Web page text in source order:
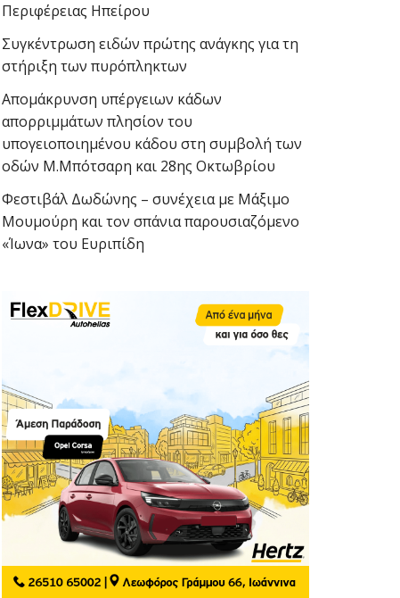
Περιφέρειας Ηπείρου
Συγκέντρωση ειδών πρώτης ανάγκης για τη
στήριξη των πυρόπληκτων
Απομάκρυνση υπέργειων κάδων
απορριμμάτων πλησίον του
υπογειοποιημένου κάδου στη συμβολή των
οδών Μ.Μπότσαρη και 28ης Οκτωβρίου
Φεστιβάλ Δωδώνης – συνέχεια με Μάξιμο
Μουμούρη και τον σπάνια παρουσιαζόμενο
«Ίωνα» του Ευριπίδη